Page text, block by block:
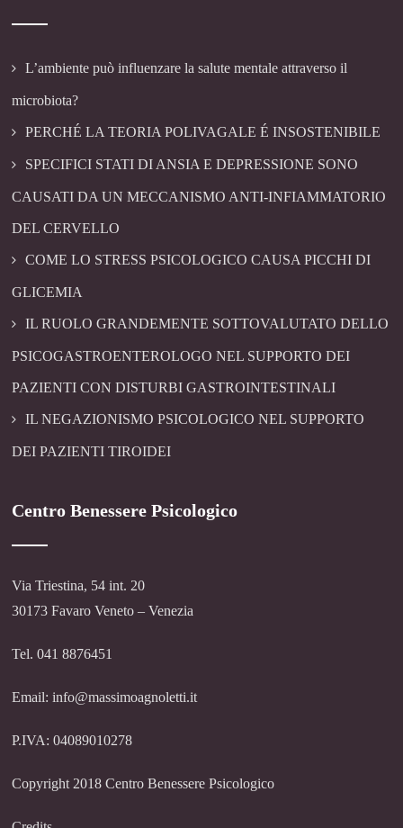
L’ambiente può influenzare la salute mentale attraverso il
microbiota?
PERCHÉ LA TEORIA POLIVAGALE É INSOSTENIBILE
SPECIFICI STATI DI ANSIA E DEPRESSIONE SONO
CAUSATI DA UN MECCANISMO ANTI-INFIAMMATORIO
DEL CERVELLO
COME LO STRESS PSICOLOGICO CAUSA PICCHI DI
GLICEMIA
IL RUOLO GRANDEMENTE SOTTOVALUTATO DELLO
PSICOGASTROENTEROLOGO NEL SUPPORTO DEI
PAZIENTI CON DISTURBI GASTROINTESTINALI
IL NEGAZIONISMO PSICOLOGICO NEL SUPPORTO
DEI PAZIENTI TIROIDEI
Centro Benessere Psicologico
Via Triestina, 54 int. 20
30173 Favaro Veneto – Venezia
Tel. 041 8876451
Email: info@massimoagnoletti.it
P.IVA: 04089010278
Copyright 2018 Centro Benessere Psicologico